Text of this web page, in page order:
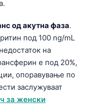
од акутна фаза.
под 100 ng/mL
на
е под 20%,
опоравување по
заслужуваат
за женски